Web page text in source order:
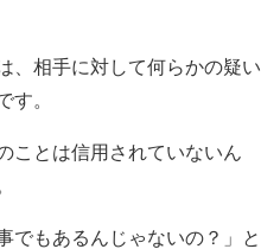
、相手に対して何らかの疑い
す。
ことは信用されていないん
でもあるんじゃないの？」と